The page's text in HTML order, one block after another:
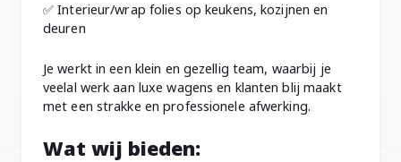
✅ Interieur/wrap folies op keukens, kozijnen en
deuren
Je werkt in een klein en gezellig team, waarbij je
veelal werk aan luxe wagens en klanten blij maakt
met een strakke en professionele afwerking.
Wat wij bieden: